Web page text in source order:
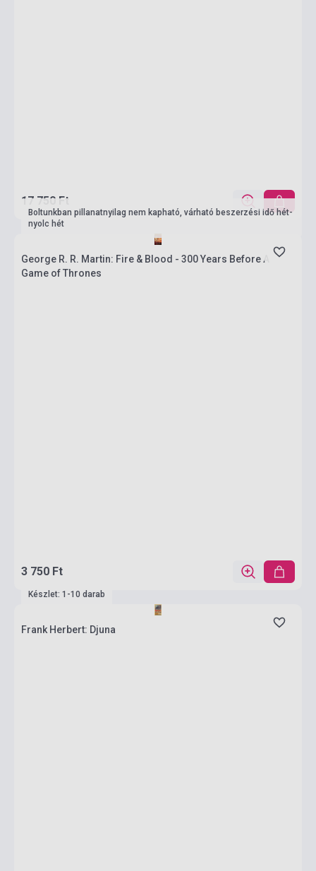
17 750 Ft
Boltunkban pillanatnyilag nem kapható, várható beszerzési idő hét-
nyolc hét
George R. R. Martin: Fire & Blood - 300 Years Before A
Game of Thrones
3 750 Ft
Készlet: 1-10 darab
Frank Herbert: Djuna